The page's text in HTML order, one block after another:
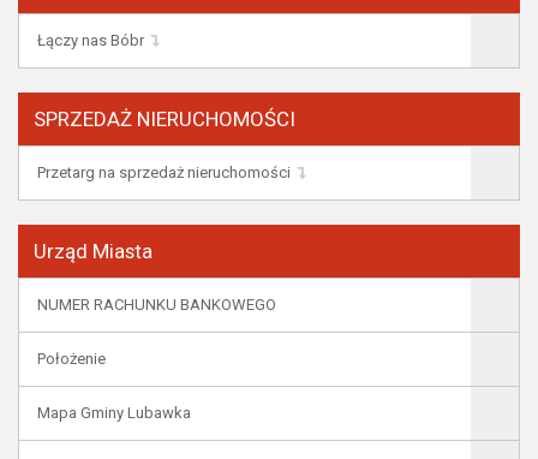
Łączy nas Bóbr
SPRZEDAŻ NIERUCHOMOŚCI
Przetarg na sprzedaż nieruchomości
Urząd Miasta
NUMER RACHUNKU BANKOWEGO
Położenie
Mapa Gminy Lubawka